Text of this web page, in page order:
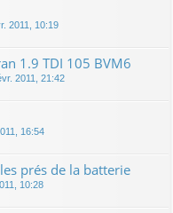
2011, 10:19
1.9 TDI 105 BVM6
2011, 21:42
16:54
prés de la batterie
10:28